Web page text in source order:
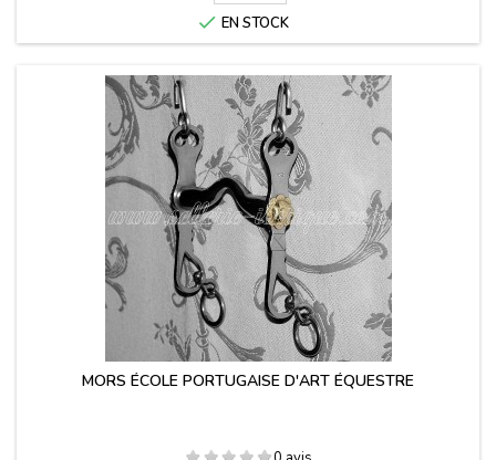
 EN STOCK
MORS ÉCOLE PORTUGAISE D'ART ÉQUESTRE